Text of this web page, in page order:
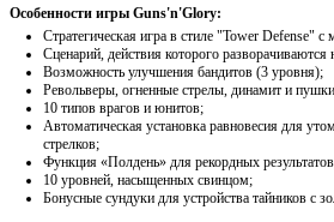
Особенности игры Guns'n'Glory:
Стратегическая игра в стиле "Tower Defense"
Сценарий, действия которого разворачиваются
Возможность улучшения бандитов (3 уровня);
Револьверы, огненные стрелы, динамит и
10 типов врагов и юнитов;
Автоматическая установка равновесия для
стрелков;
Функция «Полдень» для рекордных
10 уровней, насыщенных свинцом;
Бонусные сундуки для устройства тайников с